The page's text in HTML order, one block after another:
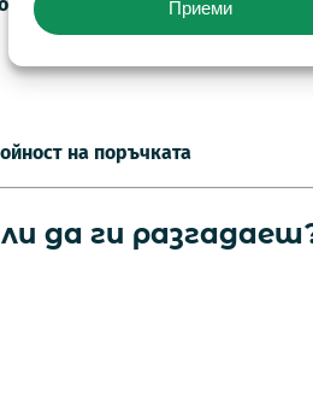
Приеми
на поръчката
да ги